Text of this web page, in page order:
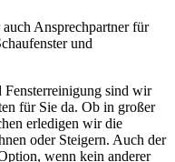
Ansprechpartner für
und
Fensterreinigung sind wir
für Sie da. Ob in großer
erledigen wir die
oder Steigern. Auch der
wenn kein anderer